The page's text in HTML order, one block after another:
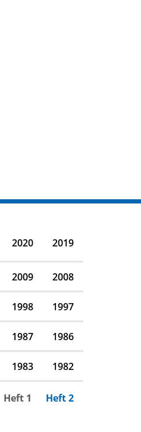
2020 2019
2009 2008
1998 1997
1987 1986
1983 1982
Heft 1 Heft 2